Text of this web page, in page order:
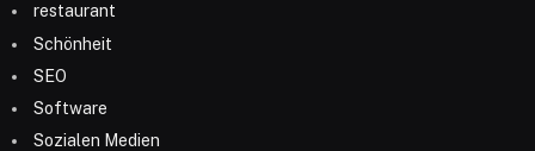
restaurant
Schönheit
SEO
Software
Sozialen Medien